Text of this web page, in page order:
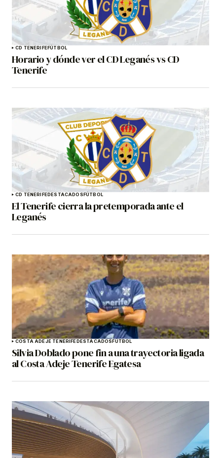
CD TENERIFEFÚTBOL
Horario y dónde ver el CD Leganés vs CD
Tenerife
CD TENERIFEDESTACADOSFÚTBOL
El Tenerife cierra la pretemporada ante el
Leganés
COSTA ADEJE TENERIFEDESTACADOSFÚTBOL
Silvia Doblado pone fin a una trayectoria ligada
al Costa Adeje Tenerife Egatesa